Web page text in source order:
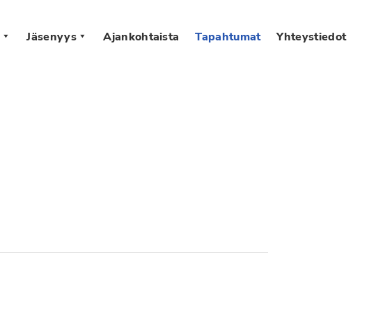
Jäsenyys Ajankohtaista Tapahtumat Yhteystiedot